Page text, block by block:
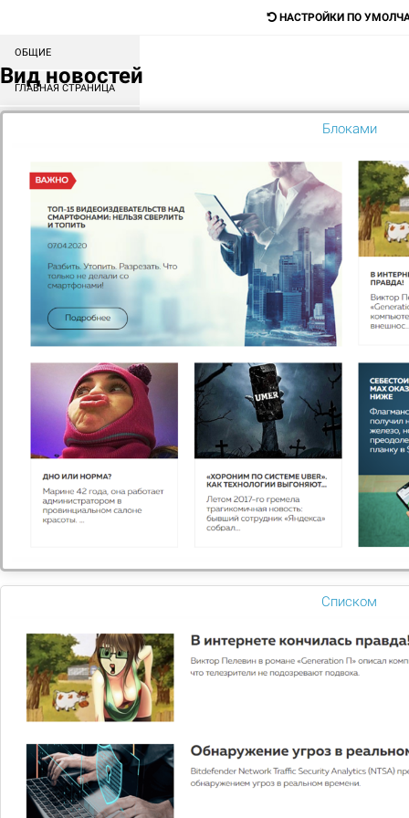
НАСТРОЙКИ ПО
ОБЩИЕ
ГЛАВНАЯ СТРАНИЦА
Вид новостей
Блоками
Списком
Поиск
ГЛАВНАЯ
ТЕХПОДДЕРЖКА
Бесплатная техподдержка оказывается в
течении 1 года после покупки
Условия осуществления бесплатной техподдержки готовых
Вам нужна
консультация?
Если у вас остались вопросы, заполните
форму и наши специалисты в ближайшее
время свяжутся с вами
Задать вопрос